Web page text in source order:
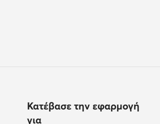
Κατέβασε την εφαρμογή
για